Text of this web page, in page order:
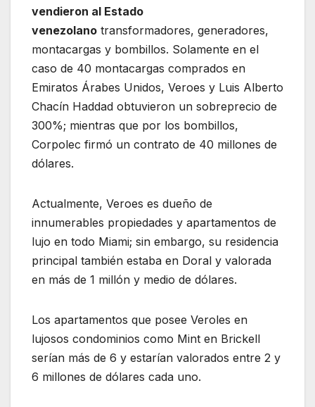
vendieron al Estado
venezolano transformadores, generadores,
montacargas y bombillos. Solamente en el
caso de 40 montacargas comprados en
Emiratos Árabes Unidos, Veroes y Luis Alberto
Chacín Haddad obtuvieron un sobreprecio de
300%; mientras que por los bombillos,
Corpolec firmó un contrato de 40 millones de
dólares.
Actualmente, Veroes es dueño de
innumerables propiedades y apartamentos de
lujo en todo Miami; sin embargo, su residencia
principal también estaba en Doral y valorada
en más de 1 millón y medio de dólares.
Los apartamentos que posee Veroles en
lujosos condominios como Mint en Brickell
serían más de 6 y estarían valorados entre 2 y
6 millones de dólares cada uno.